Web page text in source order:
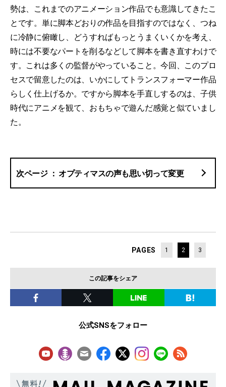
勢は、これまでのアニメーション作品でも意識してきたこ
とです。単に脚本どおりの作品を目指すのではなく、つね
に冷静に俯瞰し、どうすればもっとうまくいくかを考え、
時には不要なパートを削るなどして脚本を書き直すわけで
す。これは多くの監督がやっていること。今回、このプロ
セスで留意したのは、いかにしてトランスフォーマー作品
らしく仕上げるか。ですから脚本を手直しするのは、子供
時代にアニメを観て、おもちゃで遊んだ感覚と似ていまし
た。
オプティマスの声も思い切って変更
PAGES 1 2 3
この記事をシェア
公式SNSをフォロー